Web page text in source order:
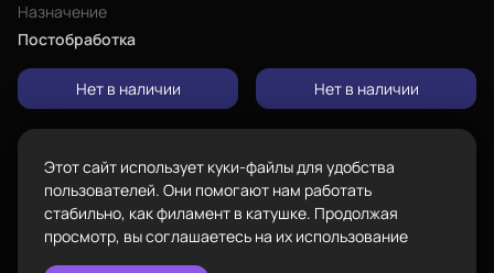
Назначение
Постобработка
Нет в наличии Нет в наличии
Пластик BestFilament
Сопутствующие товары
Подарочные сертификаты
Режим работы
Пн-Вс с 10:00 до 18:00
Задать вопрос
Политика конфиденциальности
Этот сайт использует куки-файлы для удобства
пользователей. Они помогают нам работать
стабильно, как филамент в катушке. Продолжая
просмотр, вы соглашаетесь на их использование